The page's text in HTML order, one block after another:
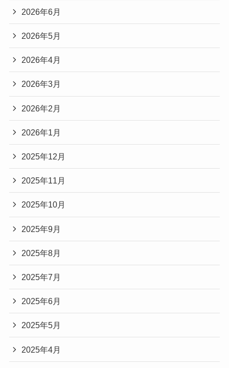
2026年6月
2026年5月
2026年4月
2026年3月
2026年2月
2026年1月
2025年12月
2025年11月
2025年10月
2025年9月
2025年8月
2025年7月
2025年6月
2025年5月
2025年4月